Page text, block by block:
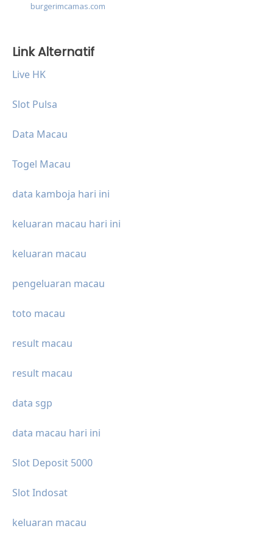
burgerimcamas.com
Link Alternatif
Live HK
Slot Pulsa
Data Macau
Togel Macau
data kamboja hari ini
keluaran macau hari ini
keluaran macau
pengeluaran macau
toto macau
result macau
result macau
data sgp
data macau hari ini
Slot Deposit 5000
Slot Indosat
keluaran macau